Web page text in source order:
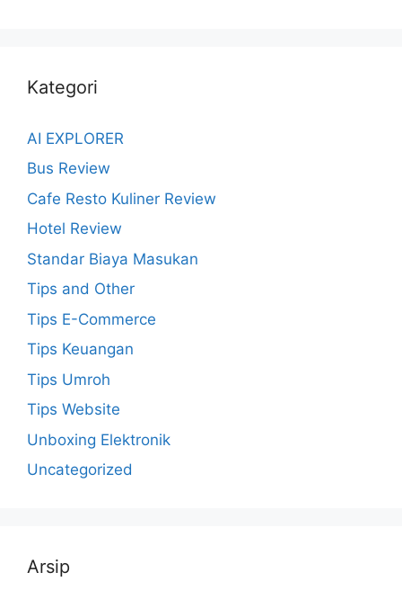
Kategori
AI EXPLORER
Bus Review
Cafe Resto Kuliner Review
Hotel Review
Standar Biaya Masukan
Tips and Other
Tips E-Commerce
Tips Keuangan
Tips Umroh
Tips Website
Unboxing Elektronik
Uncategorized
Arsip